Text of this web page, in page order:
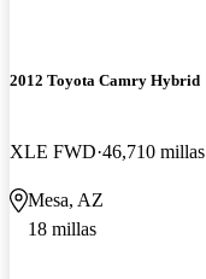
2012 Toyota Camry Hybrid
XLE FWD 46,710 millas
Mesa, AZ
18 millas